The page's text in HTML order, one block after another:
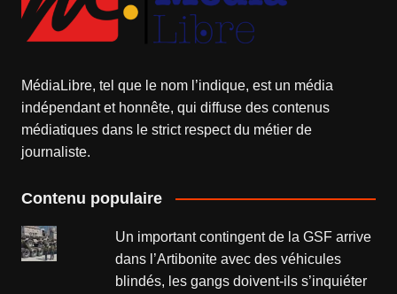
MédiaLibre, tel que le nom l’indique, est un média
indépendant et honnête, qui diffuse des contenus
médiatiques dans le strict respect du métier de
journaliste.
Contenu populaire
Un important contingent de la GSF arrive
dans l’Artibonite avec des véhicules
blindés, les gangs doivent-ils s’inquiéter